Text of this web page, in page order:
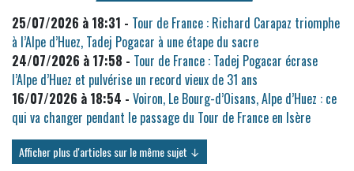
25/07/2026 à 18:31 - Tour de France : Richard Carapaz triomphe
à l’Alpe d’Huez, Tadej Pogacar à une étape du sacre
24/07/2026 à 17:58 - Tour de France : Tadej Pogacar écrase
l’Alpe d’Huez et pulvérise un record vieux de 31 ans
16/07/2026 à 18:54 - Voiron, Le Bourg-d’Oisans, Alpe d’Huez : ce
qui va changer pendant le passage du Tour de France en Isère
Afficher plus d'articles sur le même sujet ↓